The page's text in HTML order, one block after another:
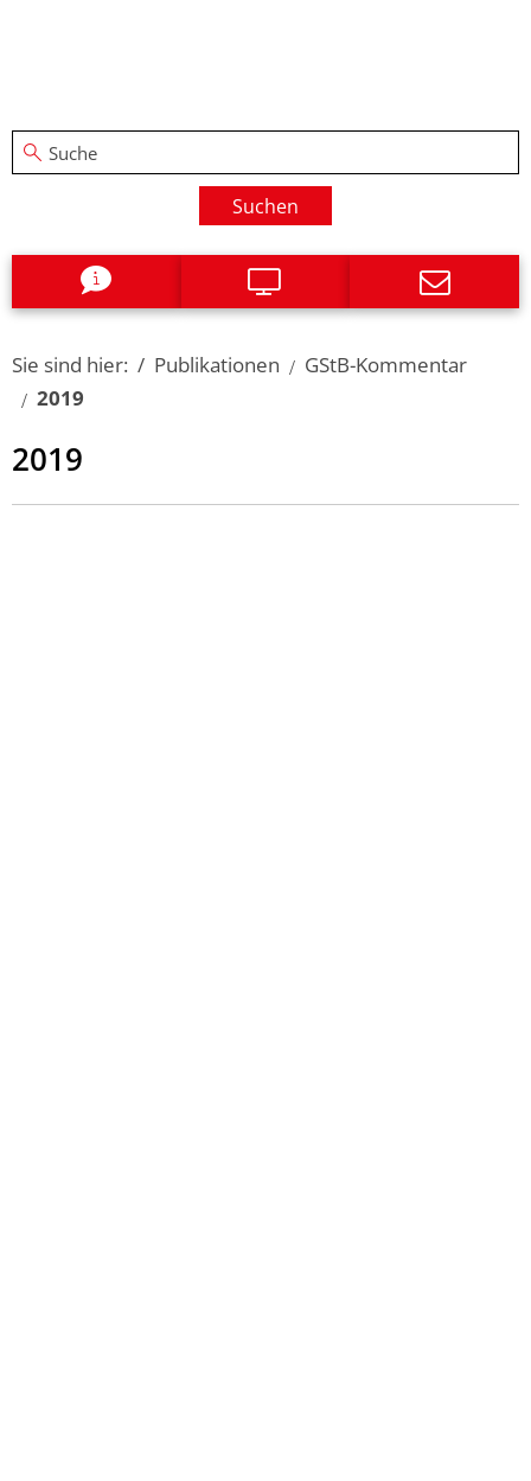
Suchen
Sie sind hier: Publikationen
GStB-Kommentar
2019
2019